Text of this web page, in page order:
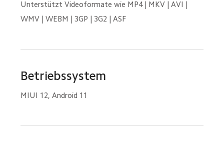
Unterstützt Videoformate wie MP4 | MKV | AVI |
WMV | WEBM | 3GP | 3G2 | ASF
Betriebssystem
MIUI 12, Android 11